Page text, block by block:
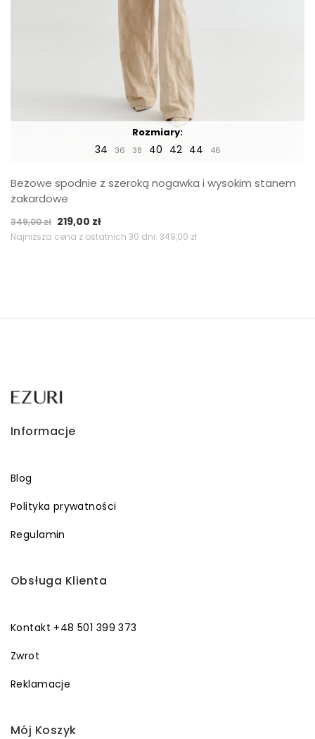
Rozmiary:
34 36 38 40 42 44 46
Beżowe spodnie z szeroką nogawka i wysokim stanem
żakardowe
349,00zł Pierwotna
cena
219,00 złAktualna
cena
Najniższa cena z ostatnich 30 dni: 349,00 zł
Informacje
Blog
Polityka prywatności
Regulamin
Obsługa Klienta
Kontakt +48 501 399 373
Zwrot
Reklamacje
Mój Koszyk